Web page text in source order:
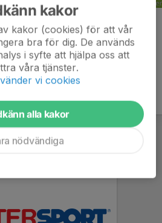
kakor
kakor (cookies) för att vår
bra för dig. De används
i syfte att hjälpa oss att
våra tjänster.
vi cookies
alla kakor
nödvändiga